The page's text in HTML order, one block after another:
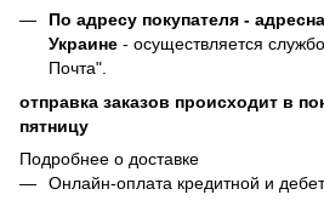
По адресу покупателя -
Украине - осуществляется
Почта".
отправка заказов происходит в
пятницу
Подробнее о доставке
Онлайн-оплата кредитной и